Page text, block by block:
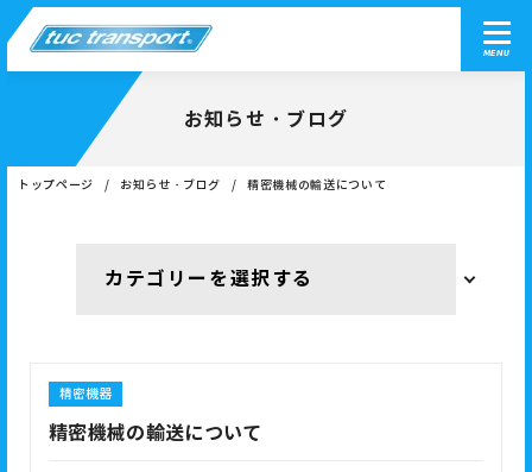
MENU
お知らせ・ブログ
トップページ お知らせ・ブログ 精密機械の輸送について
精密機器
精密機械の輸送について